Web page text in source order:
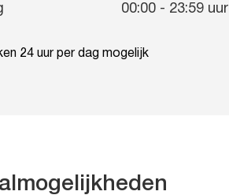
00:00 - 23:59 uur
24 uur per dag mogelijk